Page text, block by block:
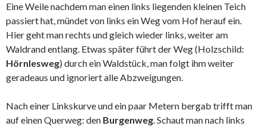
Eine Weile nachdem man einen links liegenden kleinen Teich
passiert hat, mündet von links ein Weg vom Hof herauf ein.
Hier geht man rechts und gleich wieder links, weiter am
Waldrand entlang. Etwas später führt der Weg (Holzschild:
Hörnlesweg) durch ein Waldstück, man folgt ihm weiter
geradeaus und ignoriert alle Abzweigungen.
Nach einer Linkskurve und ein paar Metern bergab trifft man
auf einen Querweg: den Burgenweg. Schaut man nach links